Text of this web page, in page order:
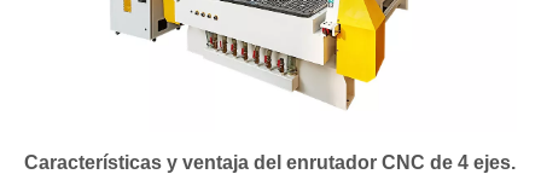
Características y ventaja del enrutador CNC de 4 ejes.